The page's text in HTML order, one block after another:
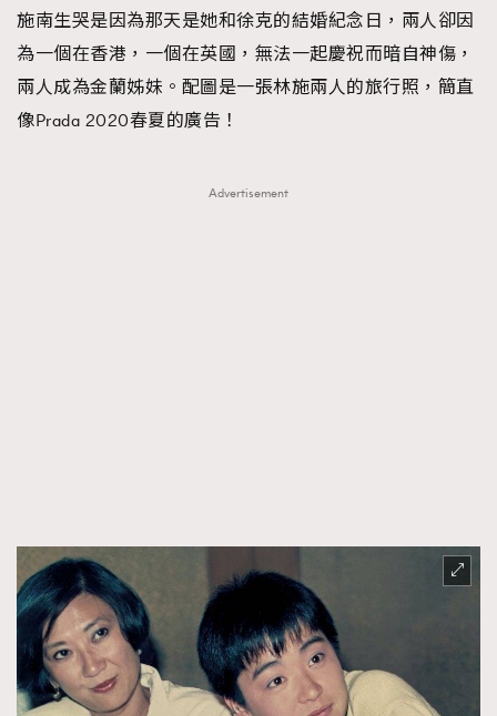
施南生哭是因為那天是她和徐克的結婚紀念日，兩人卻因
為一個在香港，一個在英國，無法一起慶祝而暗自神傷，
兩人成為金蘭姊妹。配圖是一張林施兩人的旅行照，簡直
像Prada 2020春夏的廣告！
Advertisement